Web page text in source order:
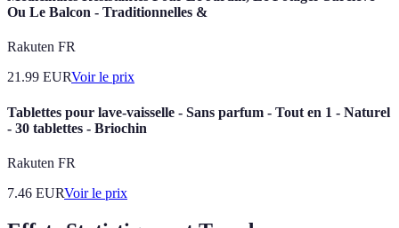
Ou Le Balcon - Traditionnelles &
Rakuten FR
21.99 EURVoir le prix
Tablettes pour lave-vaisselle - Sans parfum - Tout en 1 - Naturel
- 30 tablettes - Briochin
Rakuten FR
7.46 EURVoir le prix